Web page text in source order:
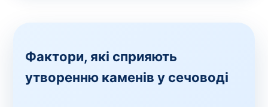
Фактори, які сприяють
утворенню каменів у сечоводі